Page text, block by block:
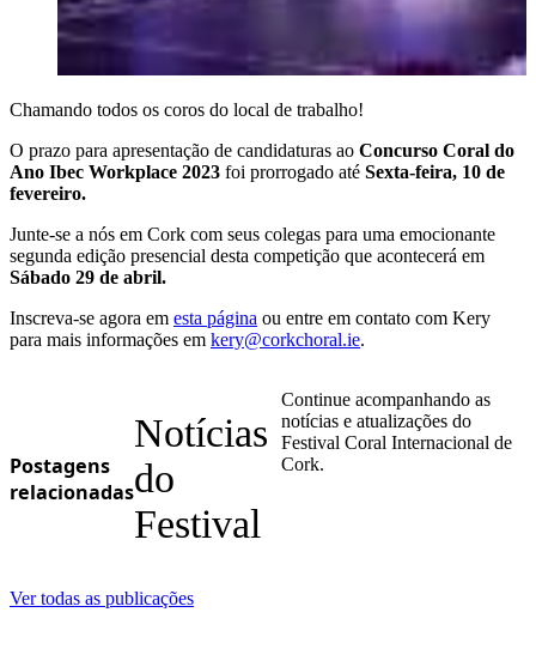
Chamando todos os coros do local de trabalho!
O prazo para apresentação de candidaturas ao Concurso Coral do
Ano Ibec Workplace 2023 foi prorrogado até Sexta-feira, 10 de
fevereiro.
Junte-se a nós em Cork com seus colegas para uma emocionante
segunda edição presencial desta competição que acontecerá em
Sábado 29 de abril.
Inscreva-se agora em esta página ou entre em contato com Kery
para mais informações em kery@corkchoral.ie.
Postagens
relacionadas
Notícias
do
Festival
Continue acompanhando as
notícias e atualizações do
Festival Coral Internacional de
Cork.
Ver todas as publicações